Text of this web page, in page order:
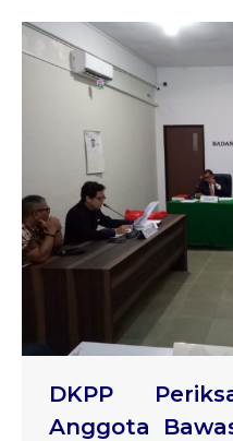
DKPP
Anggota